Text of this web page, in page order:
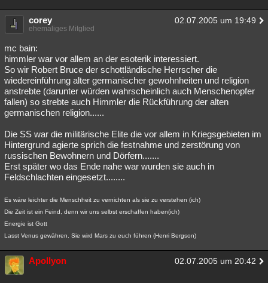
corey 02.07.2005 um 19:49
ehemaliges Mitglied
mc bain:
himmler war vor allem an der esoterik interessiert.
So wir Robert Bruce der schottländische Herrscher die
wiedereinführung alter germanischer gewohnheiten und religion
anstrebte (darunter würden wahrscheinlich auch Menschenopfer
fallen) so strebte auch Himmler die Rückführung der alten
germanischen religion......
Die SS war die militärische Elite die vor allem in Kriegsgebieten im
Hintergrund agierte sprich die festnahme und zerstörung von
russischen Bewohnern und Dörfern.......
Erst später wo das Ende nahe war wurden sie auch in
Feldschlachten eingesetzt........
Es wäre leichter die Menschheit zu vernichten als sie zu verstehen (ich)
Die Zeit ist ein Feind, denn wir uns selbst erschaffen haben(ich)
Energie ist Gott
Lasst Venus gewähren. Sie wird Mars zu euch führen (Henri Bergson)
Apollyon 02.07.2005 um 20:42